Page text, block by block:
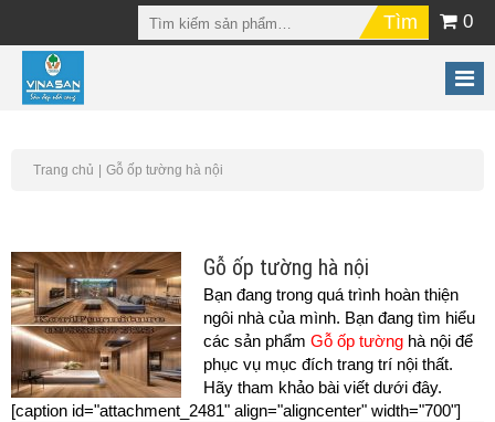
0
Trang chủ Gỗ ốp tường hà nội
Gỗ ốp tường hà nội
Bạn đang trong quá trình hoàn thiện
ngôi nhà của mình. Bạn đang tìm hiểu
các sản phẩm Gỗ ốp tường hà nội để
phục vụ mục đích trang trí nội thất.
Hãy tham khảo bài viết dưới đây.
[caption id="attachment_2481" align="aligncenter" width="700"]